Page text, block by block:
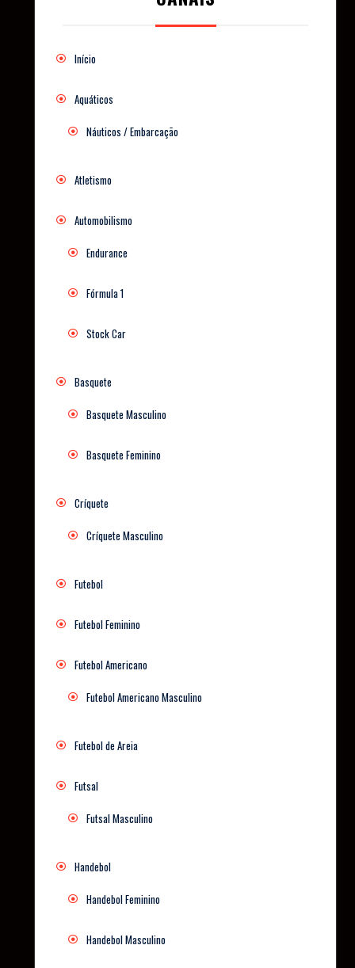
Início
Aquáticos
Náuticos / Embarcação
Atletismo
Automobilismo
Endurance
Fórmula 1
Stock Car
Basquete
Basquete Masculino
Basquete Feminino
Críquete
Críquete Masculino
Futebol
Futebol Feminino
Futebol Americano
Futebol Americano Masculino
Futebol de Areia
Futsal
Futsal Masculino
Handebol
Handebol Feminino
Handebol Masculino